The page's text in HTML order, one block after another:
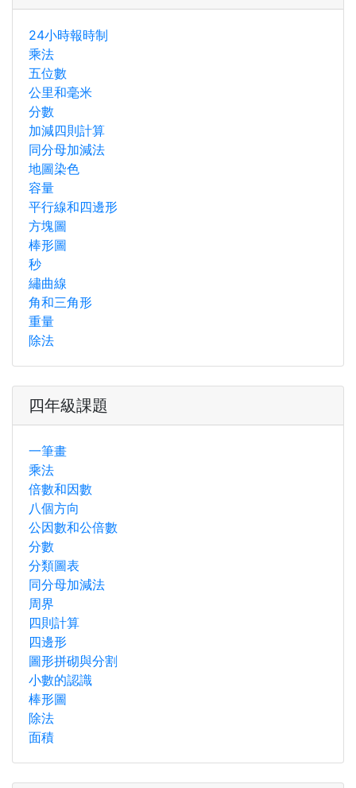
24小時報時制
乘法
五位數
公里和毫米
分數
加減四則計算
同分母加減法
地圖染色
容量
平行線和四邊形
方塊圖
棒形圖
秒
繡曲線
角和三角形
重量
除法
四年級課題
一筆畫
乘法
倍數和因數
八個方向
公因數和公倍數
分數
分類圖表
同分母加減法
周界
四則計算
四邊形
圖形拼砌與分割
小數的認識
棒形圖
除法
面積